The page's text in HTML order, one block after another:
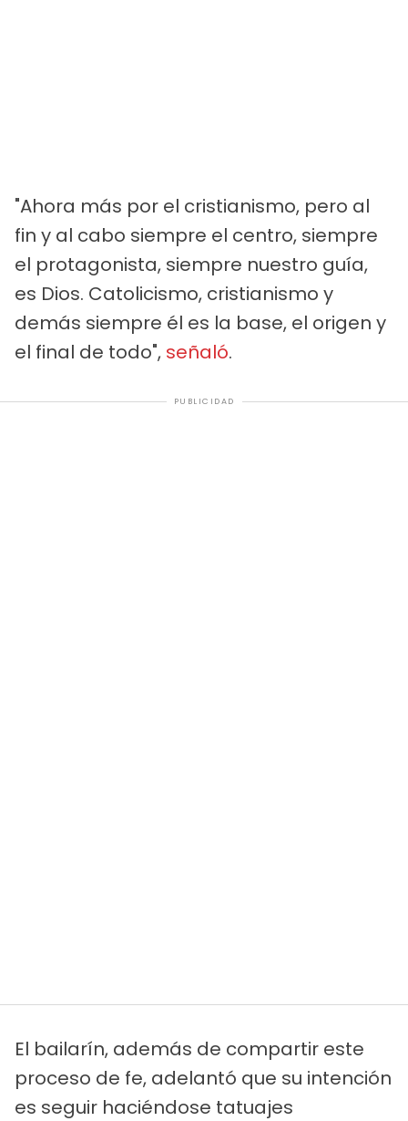
"Ahora más por el cristianismo, pero al
fin y al cabo siempre el centro, siempre
el protagonista, siempre nuestro guía,
es Dios. Catolicismo, cristianismo y
demás siempre él es la base, el origen y
el final de todo", señaló.
PUBLICIDAD
El bailarín, además de compartir este
proceso de fe, adelantó que su intención
es seguir haciéndose tatuajes